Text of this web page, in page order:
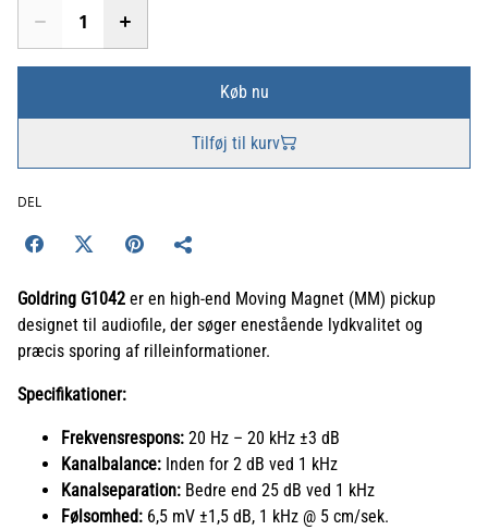
Køb nu
Tilføj til kurv
DEL
Goldring G1042 er en high-end Moving Magnet (MM) pickup
designet til audiofile, der søger enestående lydkvalitet og
præcis sporing af rilleinformationer.
Specifikationer:
Frekvensrespons: 20 Hz – 20 kHz ±3 dB
Kanalbalance: Inden for 2 dB ved 1 kHz
Kanalseparation: Bedre end 25 dB ved 1 kHz
Følsomhed: 6,5 mV ±1,5 dB, 1 kHz @ 5 cm/sek.